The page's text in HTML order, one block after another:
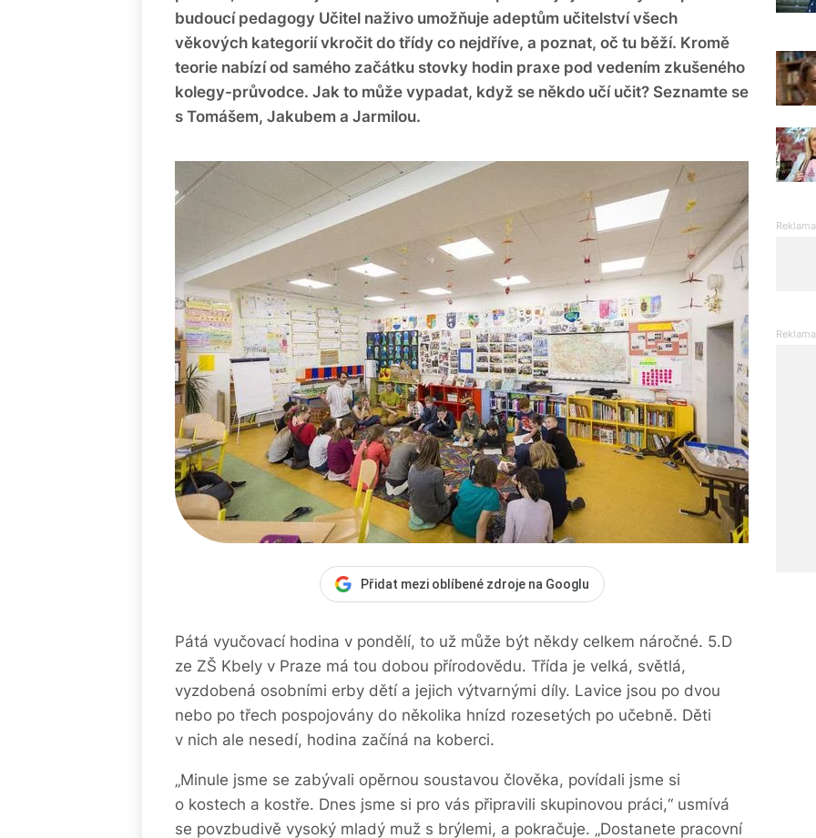
budoucí pedagogy Učitel naživo umožňuje adeptům učitelství všech
věkových kategorií vkročit do třídy co nejdříve, a poznat, oč tu běží. Kromě
teorie nabízí od samého začátku stovky hodin praxe pod vedením zkušeného
kolegy-průvodce. Jak to může vypadat, když se někdo učí učit? Seznamte se
s Tomášem, Jakubem a Jarmilou.
Přidat mezi oblíbené zdroje na Googlu
Pátá vyučovací hodina v pondělí, to už může být někdy celkem náročné. 5.D
ze ZŠ Kbely v Praze má tou dobou přírodovědu. Třída je velká, světlá,
vyzdobená osobními erby dětí a jejich výtvarnými díly. Lavice jsou po dvou
nebo po třech pospojovány do několika hnízd rozesetých po učebně. Děti
v nich ale nesedí, hodina začíná na koberci.
„Minule jsme se zabývali opěrnou soustavou člověka, povídali jsme si
o kostech a kostře. Dnes jsme si pro vás připravili skupinovou práci,“ usmívá
se povzbudivě vysoký mladý muž s brýlemi, a pokračuje. „Dostanete pracovní